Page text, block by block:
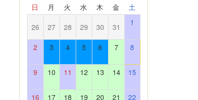
日 月 火 水 木 金 土
26 27 28 29 30 31 1
2 3 4 5 6 7 8
9 10 11 12 13 14 15
16 17 18 19 20 21 22